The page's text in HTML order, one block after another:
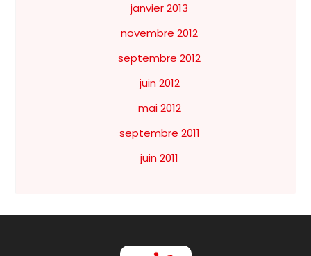
janvier 2013
novembre 2012
septembre 2012
juin 2012
mai 2012
septembre 2011
juin 2011